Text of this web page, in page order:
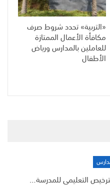
«التربية» تحدد شروط صرف
مكافأة الأعمال الممتازة
للعاملين بالمدارس ورياض
الأطفال
الترخيص التعليمي للمدرسة…